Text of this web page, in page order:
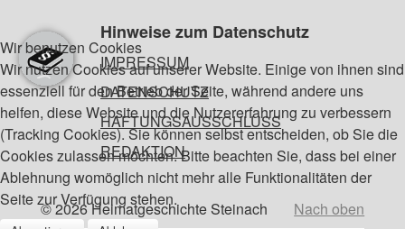
Hinweise zum Datenschutz
IMPRESSUM
DATENSCHUTZ
HAFTUNGSAUSSCHLUSS
REDAKTION
Nach oben
© 2026 Heimatgeschichte Steinach
Wir benutzen Cookies
Wir nutzen Cookies auf unserer Website. Einige von ihnen sind
essenziell für den Betrieb der Seite, während andere uns
helfen, diese Website und die Nutzererfahrung zu verbessern
(Tracking Cookies). Sie können selbst entscheiden, ob Sie die
Cookies zulassen möchten. Bitte beachten Sie, dass bei einer
Ablehnung womöglich nicht mehr alle Funktionalitäten der
Seite zur Verfügung stehen.